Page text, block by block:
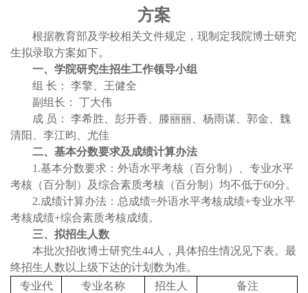
方案
根据教育部及学校相关文件规定，现制定我院博士研究
生拟录取方案如下。
一、学院研究生招生工作领导小组
组 长： 李擎、王健全
副组长： 丁大伟
成 员： 李希胜、彭开香、滕丽丽、杨雨谋、郭金、魏
清阳、李江昀、尤佳
二、基本分数要求及成绩计算办法
1.基本分数要求：外语水平考核（百分制）、专业水平
考核（百分制）及综合素质考核（百分制）均不低于60分。
2.成绩计算办法：总成绩=外语水平考核成绩+专业水平
考核成绩+综合素质考核成绩。
三、拟招生人数
本批次招收博士研究生44人，具体招生情况见下表。最
终招生人数以上级下达的计划数为准。
专业代
专业名称
招生人
备注